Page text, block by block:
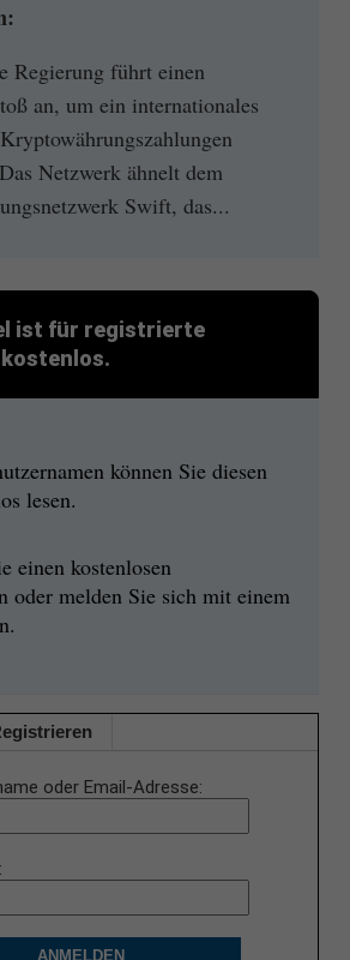
Regierung führt einen
an, um ein internationales
Netzwerk ähnelt dem
Swift, das...
ist für registrierte
können Sie diesen
lesen.
einen kostenlosen
oder melden Sie sich mit einem
oder Email-Adresse
ANMELDEN